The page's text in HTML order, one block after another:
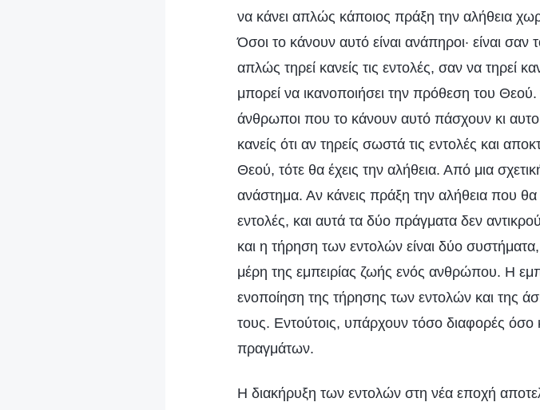
να κάνει απλώς κάποιος πράξη την αλήθεια
Όσοι το κάνουν αυτό είναι ανάπηροι· είναι
απλώς τηρεί κανείς τις εντολές, σαν να τηρεί
μπορεί να ικανοποιήσει την πρόθεση του Θεού.
άνθρωποι που το κάνουν αυτό πάσχουν κι
κανείς ότι αν τηρείς σωστά τις εντολές και
Θεού, τότε θα έχεις την αλήθεια. Από μια
ανάστημα. Αν κάνεις πράξη την αλήθεια που θα
εντολές, και αυτά τα δύο πράγματα δεν
και η τήρηση των εντολών είναι δύο
μέρη της εμπειρίας ζωής ενός ανθρώπου. Η
ενοποίηση της τήρησης των εντολών και της
τους. Εντούτοις, υπάρχουν τόσο διαφορές όσο
πραγμάτων.
Η διακήρυξη των εντολών στη νέα εποχή